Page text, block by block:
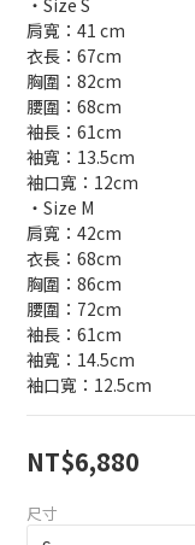
・Size S
肩寬：41 cm
衣長：67cm
胸圍：82cm
腰圍：68cm
袖長：61cm
袖寬：13.5cm
袖口寬：12cm
・Size M
肩寬：42cm
衣長：68cm
胸圍：86cm
腰圍：72cm
袖長：61cm
袖寬：14.5cm
袖口寬：12.5cm
NT$6,880
尺寸